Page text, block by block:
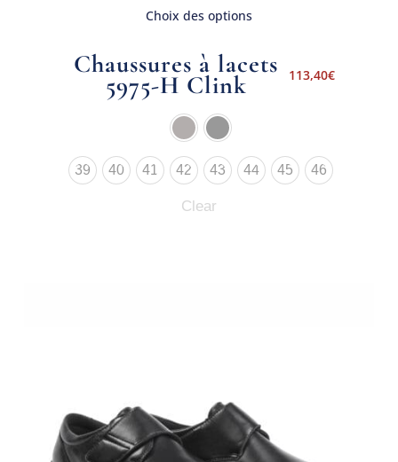
Choix des options
Chaussures à lacets
5975-H Clink 113,40€
39 40 41 42 43 44 45 46
Clear